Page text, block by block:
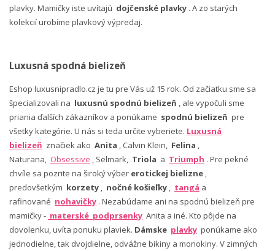
plavky. Mamičky iste uvítajú dojčenské plavky . A zo starých
kolekcií urobíme plavkový výpredaj.
Luxusná spodná bielizeň
Eshop luxusnipradlo.cz je tu pre Vás už 15 rok. Od začiatku sme sa
špecializovali na luxusnú spodnú bielizeň , ale vypočuli sme
priania ďalších zákazníkov a ponúkame spodnú bielizeň pre
všetky kategórie. U nás si teda určite vyberiete. Luxusná
bielizeň značiek ako Anita , Calvin Klein, Felina ,
Naturana, Obsessive , Selmark, Triola a Triumph . Pre pekné
chvíle sa pozrite na široký výber erotickej bielizne ,
predovšetkým korzety , nočné košieľky , tangá a
rafinované nohavičky . Nezabúdame ani na spodnú bielizeň pre
mamičky - materské podprsenky Anita a iné. Kto pôjde na
dovolenku, uvíta ponuku plaviek. Dámske plavky ponúkame ako
jednodielne, tak dvojdielne, odvážne bikiny a monokiny. V zimných